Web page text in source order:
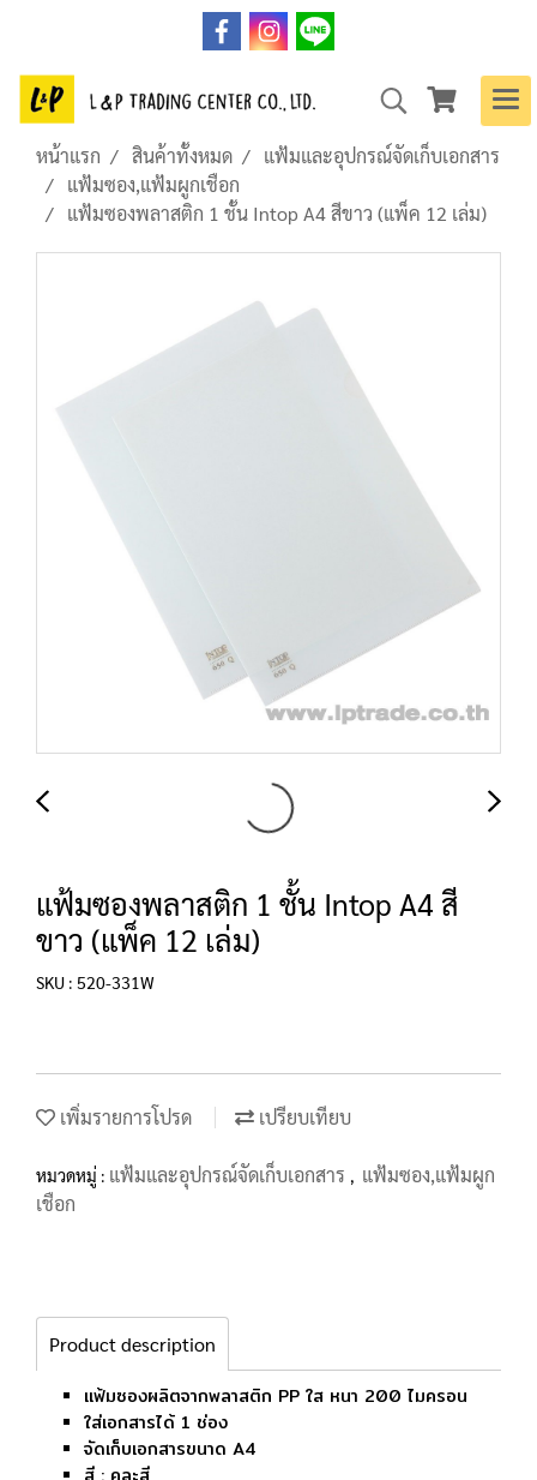
หน้าแรก สินค้าทั้งหมด
แฟ้มและอุปกรณ์จัดเก็บเอกสาร
แฟ้มซอง,แฟ้มผูกเชือก
แฟ้มซองพลาสติก 1 ชั้น Intop A4 สีขาว (แพ็ค 12 เล่ม)
แฟ้มซองพลาสติก 1 ชั้น Intop A4 สี
ขาว (แพ็ค 12 เล่ม)
SKU : 520-331W
เพิ่มรายการโปรด เปรียบเทียบ
หมวดหมู่ : แฟ้มและอุปกรณ์จัดเก็บเอกสาร , แฟ้มซอง,แฟ้มผูก
เชือก
Product description
แฟ้มซองผลิตจากพลาสติก PP ใส หนา 200 ไมครอน
ใส่เอกสารได้ 1 ช่อง
จัดเก็บเอกสารขนาด A4